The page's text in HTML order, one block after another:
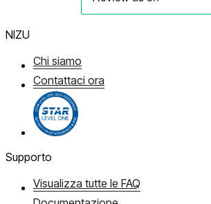
NIZU
Chi siamo
Contattaci ora
Supporto
Visualizza tutte le FAQ